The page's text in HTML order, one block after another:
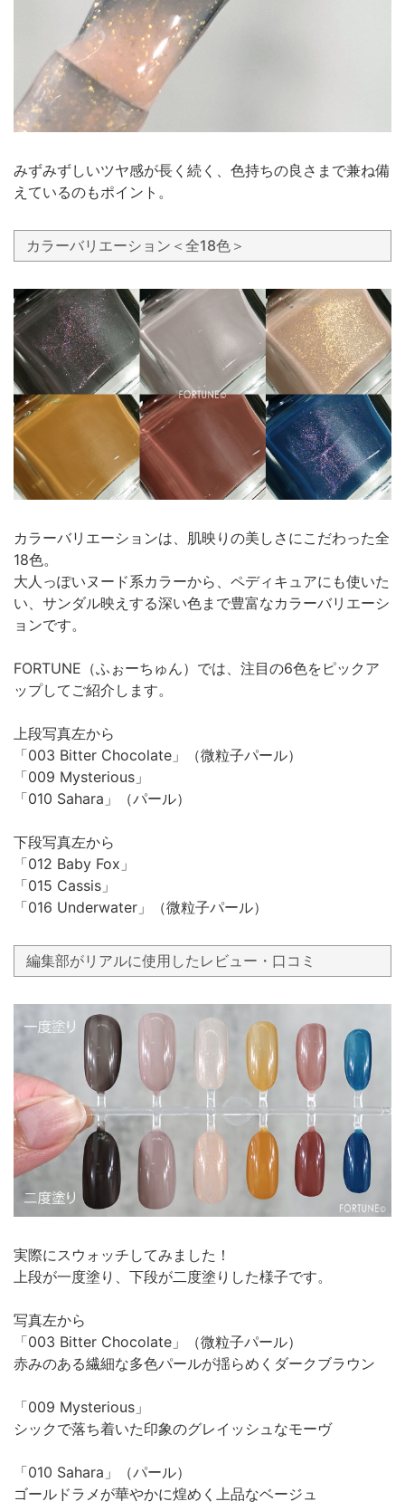
みずみずしいツヤ感が長く続く、色持ちの良さまで兼ね備
えているのもポイント。
カラーバリエーション＜全18色＞
カラーバリエーションは、肌映りの美しさにこだわった全
18色。
大人っぽいヌード系カラーから、ペディキュアにも使いた
い、サンダル映えする深い色まで豊富なカラーバリエーシ
ョンです。
FORTUNE（ふぉーちゅん）では、注目の6色をピックア
ップしてご紹介します。
上段写真左から
「003 Bitter Chocolate」（微粒子パール）
「009 Mysterious」
「010 Sahara」（パール）
下段写真左から
「012 Baby Fox」
「015 Cassis」
「016 Underwater」（微粒子パール）
編集部がリアルに使用したレビュー・口コミ
実際にスウォッチしてみました！
上段が一度塗り、下段が二度塗りした様子です。
写真左から
「003 Bitter Chocolate」（微粒子パール）
赤みのある繊細な多色パールが揺らめくダークブラウン
「009 Mysterious」
シックで落ち着いた印象のグレイッシュなモーヴ
「010 Sahara」（パール）
ゴールドラメが華やかに煌めく上品なベージュ